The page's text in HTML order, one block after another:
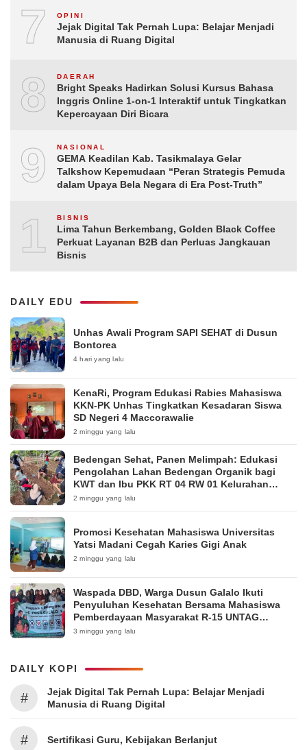
7 OPINI
Jejak Digital Tak Pernah Lupa: Belajar Menjadi
Manusia di Ruang Digital
8 DAERAH
Bright Speaks Hadirkan Solusi Kursus Bahasa
Inggris Online 1-on-1 Interaktif untuk Tingkatkan
Kepercayaan Diri Bicara
9 NASIONAL
GEMA Keadilan Kab. Tasikmalaya Gelar
Talkshow Kepemudaan “Peran Strategis Pemuda
dalam Upaya Bela Negara di Era Post-Truth”
10BISNIS
Lima Tahun Berkembang, Golden Black Coffee
Perkuat Layanan B2B dan Perluas Jangkauan
Bisnis
DAILY EDU
Unhas Awali Program SAPI SEHAT di Dusun
Bontorea
4 hari yang lalu
KenaRi, Program Edukasi Rabies Mahasiswa
KKN-PK Unhas Tingkatkan Kesadaran Siswa
SD Negeri 4 Maccorawalie
2 minggu yang lalu
Bedengan Sehat, Panen Melimpah: Edukasi
Pengolahan Lahan Bedengan Organik bagi
KWT dan Ibu PKK RT 04 RW 01 Kelurahan
Pakintelan
2 minggu yang lalu
Promosi Kesehatan Mahasiswa Universitas
Yatsi Madani Cegah Karies Gigi Anak
2 minggu yang lalu
Waspada DBD, Warga Dusun Galalo Ikuti
Penyuluhan Kesehatan Bersama Mahasiswa
Pemberdayaan Masyarakat R-15 UNTAG
Surabaya 2026
3 minggu yang lalu
DAILY KOPI
#
Jejak Digital Tak Pernah Lupa: Belajar Menjadi
Manusia di Ruang Digital
# Sertifikasi Guru, Kebijakan Berlanjut